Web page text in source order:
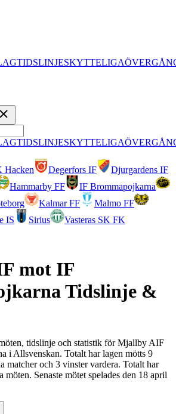
TIDSLINJESKYTTELIGA
TIDSLINJESKYTTELIGA
Hacken Degerfors IF
Djurgardens IF
Hammarby FF
IF Brommapojkarna
Kalmar FF
Malmo FF
IS Sirius
Vasteras SK FK
mot IF
Tidslinje &
tidslinje och statistik för Mjallby AIF
i Allsvenskan. Totalt har lagen mötts 9
matcher och 3 vinster vardera. Totalt har
möten. Senaste mötet spelades den 18 april